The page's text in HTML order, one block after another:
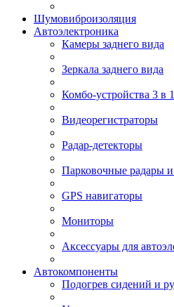
Шумовиброизоляция
Автоэлектроника
Камеры заднего вида
Зеркала заднего вида
Комбо-устройства 3 в 1
Видеорегистраторы
Радар-детекторы
Парковочные радары
GPS навигаторы
Мониторы
Аксессуары для
Автокомпоненты
Подогрев сидений и